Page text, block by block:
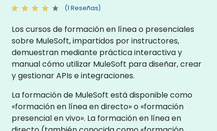
(1 Reseñas)
Los cursos de formación en línea o presenciales
sobre MuleSoft, impartidos por instructores,
demuestran mediante práctica interactiva y
manual cómo utilizar MuleSoft para diseñar, crear
y gestionar APIs e integraciones.
La formación de MuleSoft está disponible como
«formación en línea en directo» o «formación
presencial en vivo». La formación en línea en